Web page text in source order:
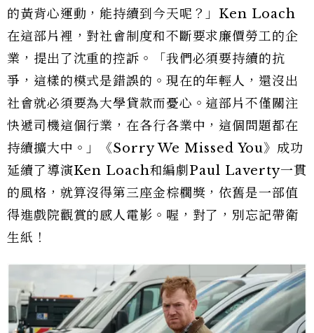
的黃背心運動，能持續到今天呢？」Ken Loach
在這部片裡，對社會制度和不斷要求廉價勞工的企
業，提出了沈重的控訴。「我們必須要持續的抗
爭，這樣的模式是錯誤的。現在的年輕人，還沒出
社會就必須要為大學貸款而憂心。這部片不僅關注
快遞司機這個行業，在各行各業中，這個問題都在
持續擴大中。」《Sorry We Missed You》成功
延續了導演Ken Loach和編劇Paul Laverty一貫
的風格，就算沒得第三座金棕櫚獎，依舊是一部值
得進戲院觀賞的感人電影。喔，對了，別忘記帶衛
生紙！